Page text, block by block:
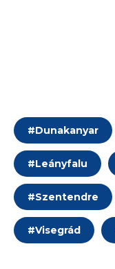
#Dunakanyar
#Leányfalu
#Szentendre
#Visegrád